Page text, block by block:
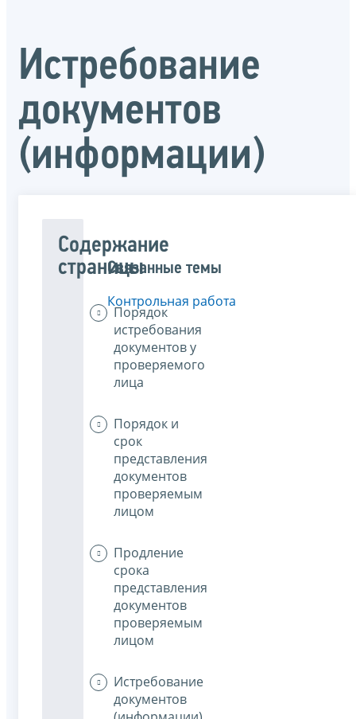
Истребование
документов
(информации)
Содержание
страницы
Порядок
истребования
документов у
проверяемого
лица
Порядок и
срок
представления
документов
проверяемым
лицом
Продление
срока
представления
документов
проверяемым
лицом
Истребование
документов
Связанные темы
Контрольная работа